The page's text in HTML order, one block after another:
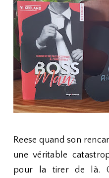
Reese quand son
une véritable
pour la tirer de là.